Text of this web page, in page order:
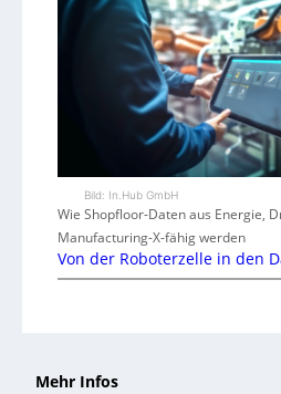
Bild: In.Hub GmbH
Wie Shopfloor-Daten aus Energie,
Manufacturing-X-fähig werden
Von der Roboterzelle in den
Mehr Infos